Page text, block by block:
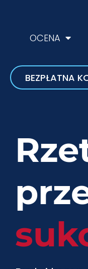
OCENA
BEZPŁATNA
suk